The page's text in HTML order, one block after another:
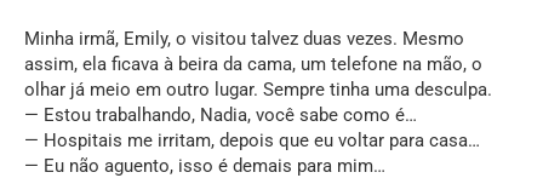
Minha irmã, Emily, o visitou talvez duas vezes. Mesmo
assim, ela ficava à beira da cama, um telefone na mão, o
olhar já meio em outro lugar. Sempre tinha uma desculpa.
— Estou trabalhando, Nadia, você sabe como é…
— Hospitais me irritam, depois que eu voltar para casa…
— Eu não aguento, isso é demais para mim…